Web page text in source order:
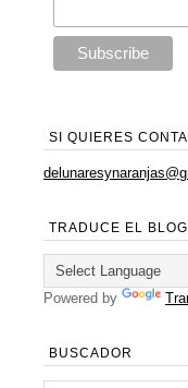
SI QUIERES
TRADUCE EL BLOG
Powered by
BUSCADOR